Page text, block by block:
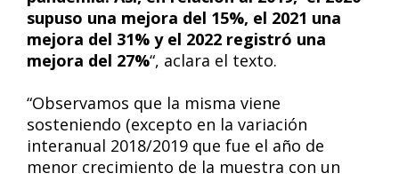
supuso una mejora del 15%, el 2021 una
mejora del 31% y el 2022 registró una
mejora del 27%“, aclara el texto.
“Observamos que la misma viene
sosteniendo (excepto en la variación
interanual 2018/2019 que fue el año de
menor crecimiento de la muestra con un